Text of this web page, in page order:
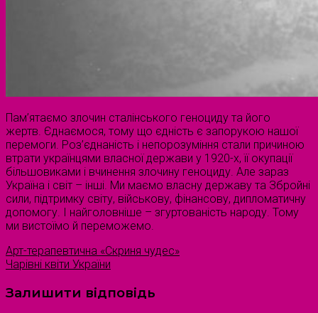
Пам’ятаємо злочин сталінського геноциду та його
жертв. Єднаємося, тому що єдність є запорукою нашої
перемоги. Роз’єднаність і непорозуміння стали причиною
втрати українцями власної держави у 1920-х, її окупації
більшовиками і вчинення злочину геноциду. Але зараз
Україна і світ – інші. Ми маємо власну державу та Збройні
сили, підтримку світу, військову, фінансову, дипломатичну
допомогу. І найголовніше – згуртованість народу. Тому
ми вистоїмо й переможемо.
Арт-терапевтична «Скриня чудес»
Чарівні квіти України
Залишити відповідь